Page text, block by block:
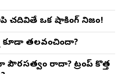
చదివితే ఒక షాకింగ్ నిజం!
కూడా తలవంచిందా?
పౌరసత్వం రాదా? ట్రంప్ కొత్త